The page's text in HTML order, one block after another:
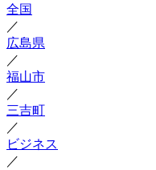
全国
／
広島県
／
福山市
／
三吉町
／
ビジネス
／